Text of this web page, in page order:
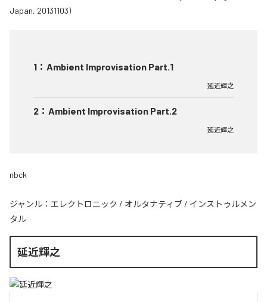
1 ： Ambient Improvisation Part.1
延近輝之
2 ： Ambient Improvisation Part.2
延近輝之
nbck
ジャンル： エレクトロニック / オルタナティブ / インストゥルメン
タル
延近輝之